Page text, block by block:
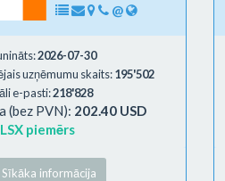
@
2026-07-30
uzņēmumu skaits:195'502
e-pasti:218'828
(bez PVN): 202.40 USD
piemērs
Sīkāka informācija